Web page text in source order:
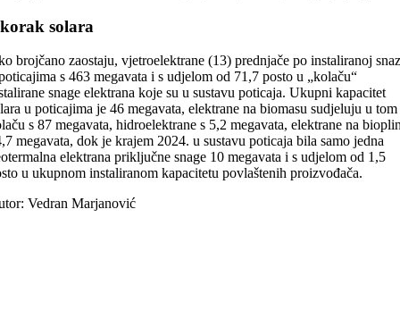
solara
brojčano zaostaju, vjetroelektrane (13) prednjače po instaliranoj
s 463 megavata i s udjelom od 71,7 posto u „kolaču“
snage elektrana koje su u sustavu poticaja. Ukupni kapacitet
u poticajima je 46 megavata, elektrane na biomasu sudjeluju u tom
s 87 megavata, hidroelektrane s 5,2 megavata, elektrane na
megavata, dok je krajem 2024. u sustavu poticaja bila samo jedna
elektrana priključne snage 10 megavata i s udjelom od 1,5
u ukupnom instaliranom kapacitetu povlaštenih proizvođača.
Vedran Marjanović